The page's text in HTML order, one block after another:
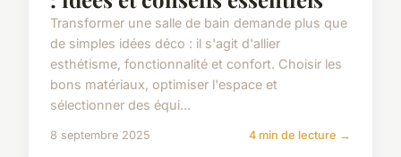
Transformer une salle de bain demande plus que
de simples idées déco : il s'agit d'allier
esthétisme, fonctionnalité et confort. Choisir les
bons matériaux, optimiser l'espace et
sélectionner des équi...
8 septembre 2025 4 min de lecture →